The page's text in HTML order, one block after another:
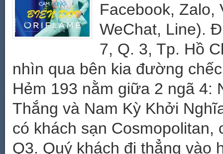
Facebook, Zalo,
WeChat, Line).
7, Q. 3, Tp. Hồ
nhìn qua bên kia đường
Hẻm 193 nằm giữa 2 ngã 4:
Thắng và Nam Kỳ Khởi
có khách sạn Cosmopolitan,
Q3. Quý khách đi thẳng vào